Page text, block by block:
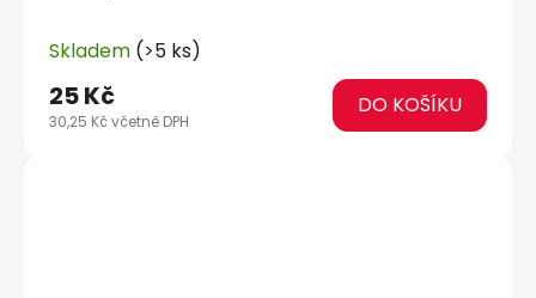
Skladem (>5 ks)
30,25 Kč včetně DPH
25 Kč DO KOŠÍKU